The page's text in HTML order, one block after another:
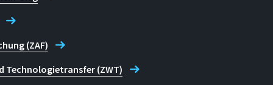
(ZAF)
Technologietransfer (ZWT)